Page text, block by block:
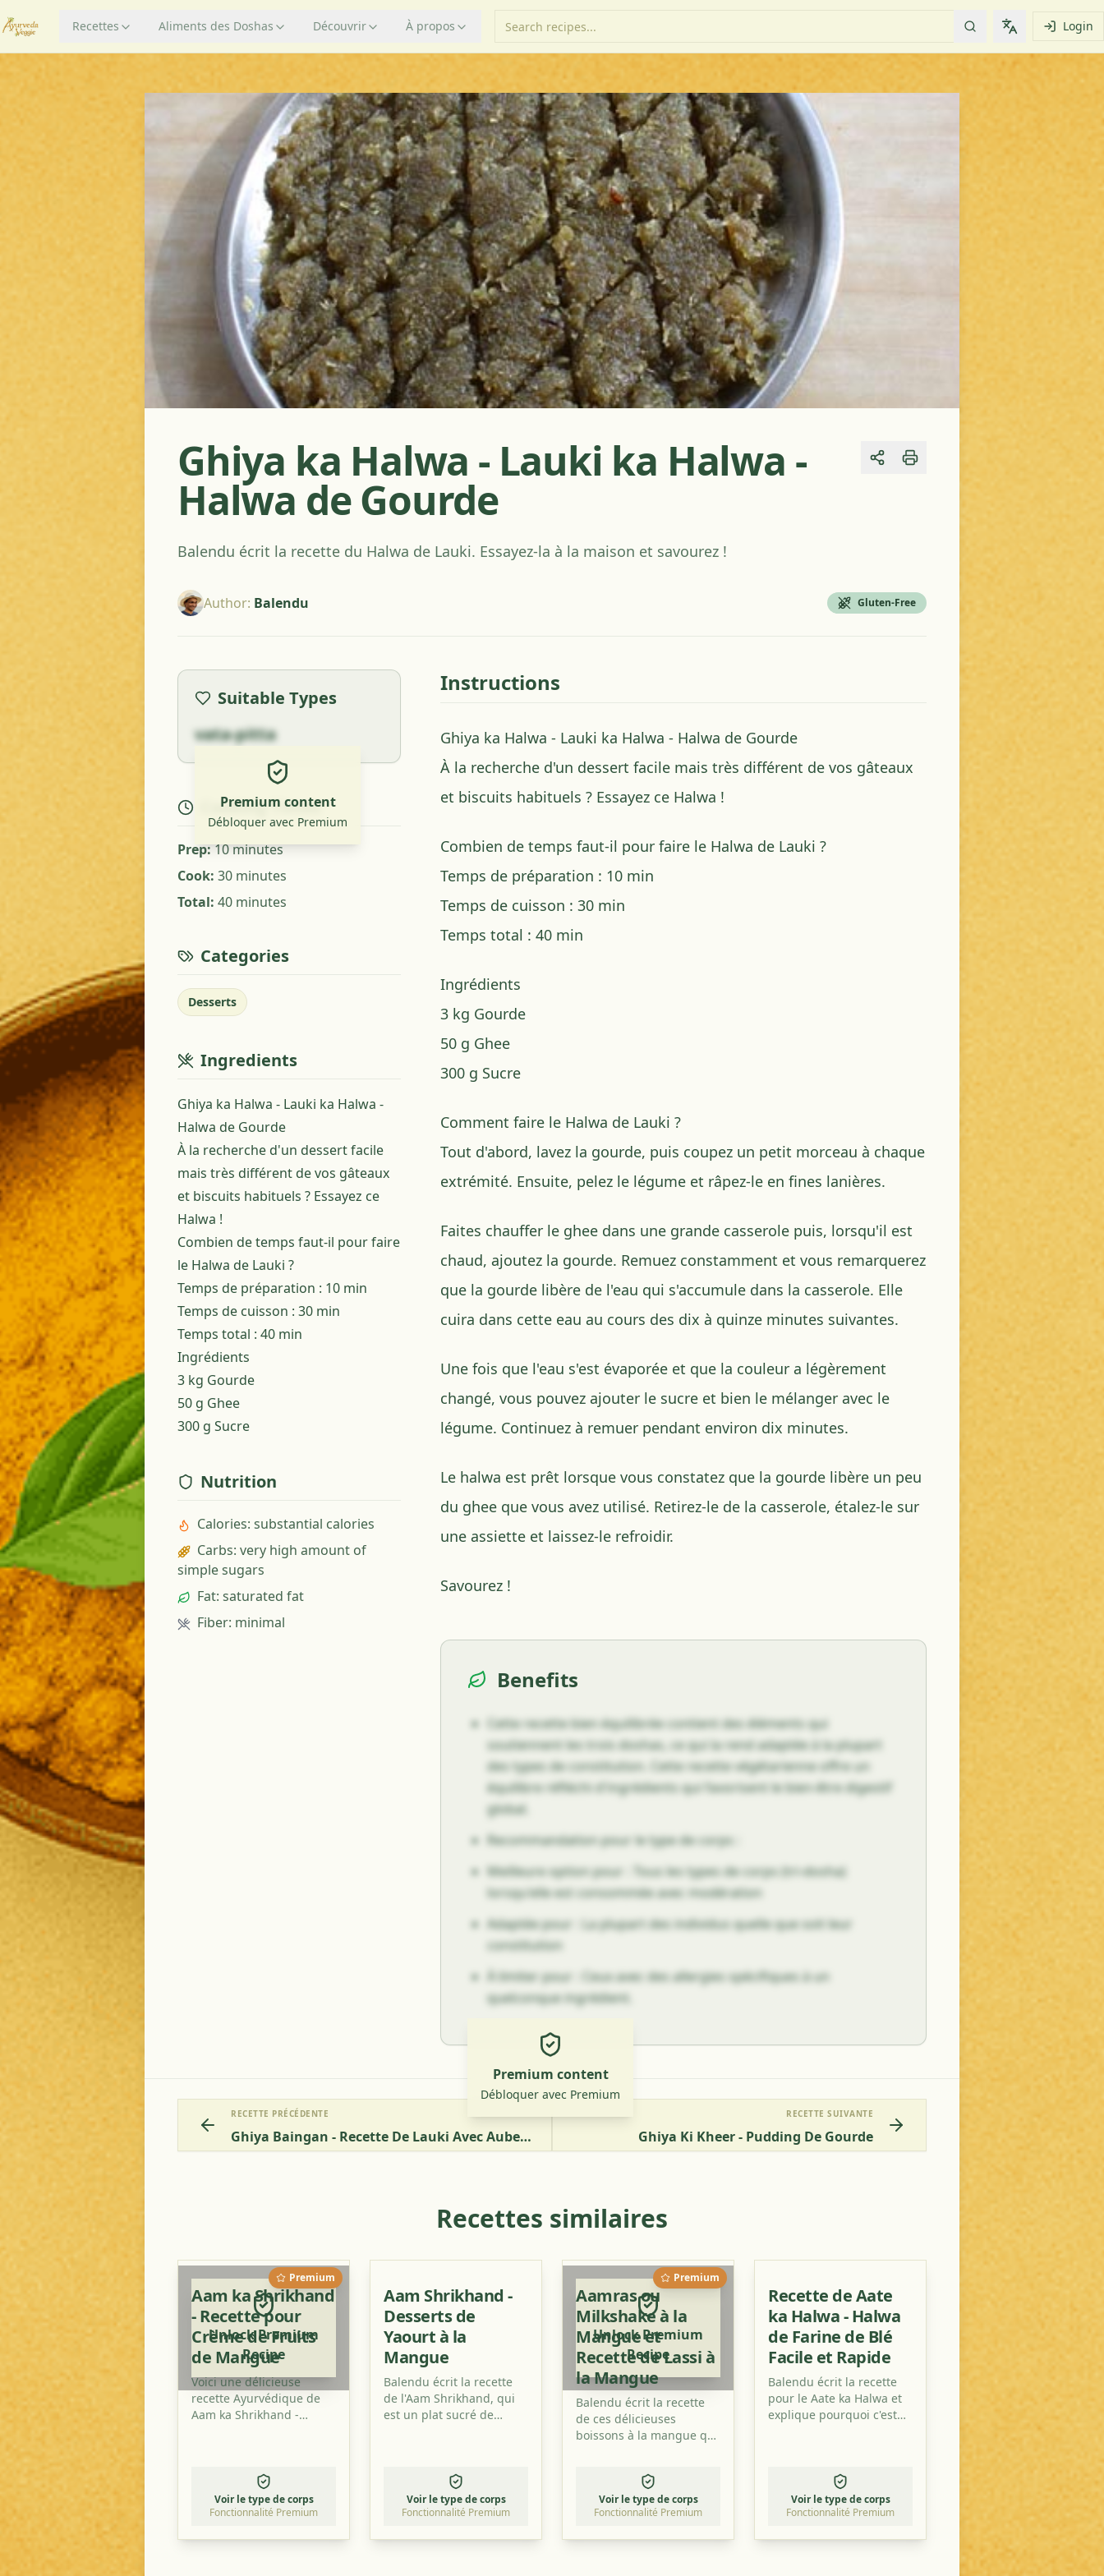
Recettes Aliments des Doshas Découvrir À propos Change Login
Ghiya ka Halwa - Lauki ka Halwa -
Halwa de Gourde
Share
Balendu écrit la recette du Halwa de Lauki. Essayez-la à la maison et savourez !
Author: Balendu Gluten-Free
Suitable Types
vata-pitta
Premium content
Débloquer avec Premium
Cooking Times
Prep:10 minutes
Cook: 30 minutes
Total: 40 minutes
Categories
Desserts
Ingredients
Ghiya ka Halwa - Lauki ka Halwa -
Halwa de Gourde
À la recherche d'un dessert facile
mais très différent de vos gâteaux
et biscuits habituels ? Essayez ce
Halwa !
Combien de temps faut-il pour faire
le Halwa de Lauki ?
Temps de préparation : 10 min
Temps de cuisson : 30 min
Temps total : 40 min
Ingrédients
3 kg Gourde
50 g Ghee
300 g Sucre
Nutrition
Calories: substantial calories
Carbs: very high amount of
simple sugars
Fat: saturated fat
Fiber: minimal
Instructions
Ghiya ka Halwa - Lauki ka Halwa - Halwa de Gourde
À la recherche d'un dessert facile mais très différent de vos gâteaux
et biscuits habituels ? Essayez ce Halwa !
Combien de temps faut-il pour faire le Halwa de Lauki ?
Temps de préparation : 10 min
Temps de cuisson : 30 min
Temps total : 40 min
Ingrédients
3 kg Gourde
50 g Ghee
300 g Sucre
Comment faire le Halwa de Lauki ?
Tout d'abord, lavez la gourde, puis coupez un petit morceau à chaque
extrémité. Ensuite, pelez le légume et râpez-le en fines lanières.
Faites chauffer le ghee dans une grande casserole puis, lorsqu'il est
chaud, ajoutez la gourde. Remuez constamment et vous remarquerez
que la gourde libère de l'eau qui s'accumule dans la casserole. Elle
cuira dans cette eau au cours des dix à quinze minutes suivantes.
Une fois que l'eau s'est évaporée et que la couleur a légèrement
changé, vous pouvez ajouter le sucre et bien le mélanger avec le
légume. Continuez à remuer pendant environ dix minutes.
Le halwa est prêt lorsque vous constatez que la gourde libère un peu
du ghee que vous avez utilisé. Retirez-le de la casserole, étalez-le sur
une assiette et laissez-le refroidir.
Savourez !
Benefits
Cette recette bien équilibrée contient des éléments qui
soutiennent les trois doshas, ce qui la rend adaptée à la plupart
des types de constitution. Cette recette végétarienne offre un
équilibre réfléchi d'ingrédients qui favorisent le bien-être digestif
global.
Recommandation pour le type de corps :
Meilleure option pour : Tous les types de corps (tri-dosha)
lorsqu'elle est consommée avec modération
Adaptée pour : La plupart des individus quelle que soit leur
constitution
À limiter pour : Ceux avec des allergies spécifiques à un
quelconque ingrédient.
Premium content
Débloquer avec Premium
RECETTE PRÉCÉDENTE
Ghiya Baingan - Recette De Lauki Avec Aubergine
RECETTE SUIVANTE
Ghiya Ki Kheer - Pudding De Gourde
Recettes similaires
Premium
Unlock Premium
Recipe
Aam ka Shrikhand
- Recette pour
Crème de Fruits
de Mangue
Voici une délicieuse
recette Ayurvédique de
Aam ka Shrikhand -
épices traditionnelles.
C'est un plat parfait pour
équilibrer vos doshas et
savoureux.
Voir le type de corps
Fonctionnalité Premium
Aam Shrikhand -
Desserts de
Yaourt à la
Mangue
Balendu écrit la recette
de l'Aam Shrikhand, qui
est un plat sucré de
Voir le type de corps
Fonctionnalité Premium
Premium
Unlock Premium
Recipe
Aamras ou
Milkshake à la
Mangue et
Recette de Lassi à
la Mangue
Balendu écrit la recette
de ces délicieuses
boissons à la mangue qui
comment les préparer et
essayez-les à la maison!
Voir le type de corps
Fonctionnalité Premium
Recette de Aate
ka Halwa - Halwa
de Farine de Blé
Facile et Rapide
Balendu écrit la recette
pour le Aate ka Halwa et
explique pourquoi c'est
Voir le type de corps
Fonctionnalité Premium